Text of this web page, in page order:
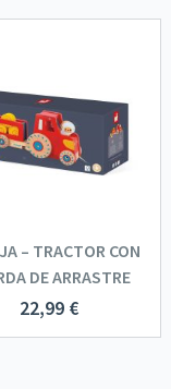
– TRACTOR CON
DE ARRASTRE
22,99 €